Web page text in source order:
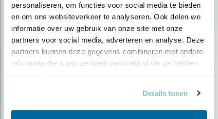
personaliseren, om functies voor social media te bieden
en om ons websiteverkeer te analyseren. Ook delen we
informatie over uw gebruik van onze site met onze
partners voor social media, adverteren en analyse. Deze
partners kunnen deze gegevens combineren met andere
informatie die u aan ze heeft verstrekt of die ze hebben
Details tonen